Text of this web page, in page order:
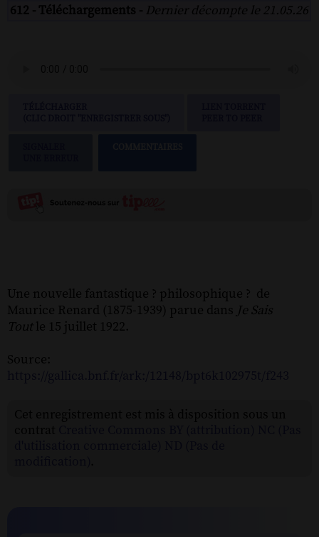
612 - Téléchargements - Dernier décompte le 21.05.26
Une nouvelle fantastique ? philosophique ? de
Maurice Renard (1875-1939) parue dans Je Sais
Tout le 15 juillet 1922.
Source: